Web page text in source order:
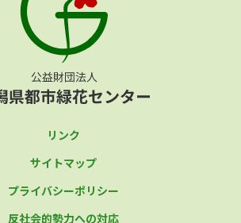
リンク
サイトマップ
プライバシーポリシー
反社会的勢力への対応